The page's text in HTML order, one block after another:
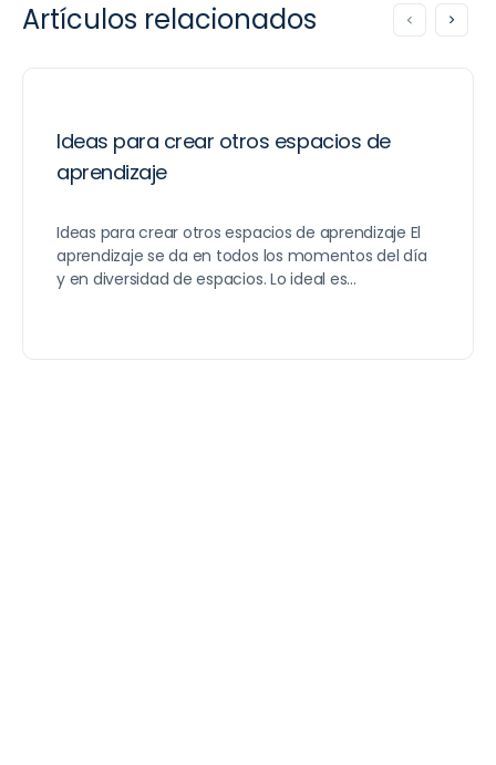
Artículos relacionados
Ideas para crear otros espacios de
aprendizaje
Ideas para crear otros espacios de aprendizaje El
aprendizaje se da en todos los momentos del día
y en diversidad de espacios. Lo ideal es…